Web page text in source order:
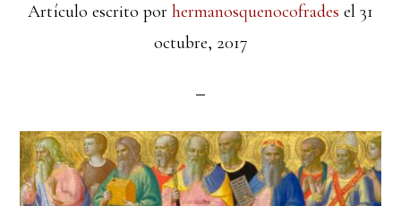
Artículo escrito por hermanosquenocofrades el 31
octubre, 2017